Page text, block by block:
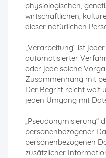
physiologischen,
wirtschaftlichen,
dieser natürlichen
„Verarbeitung“ ist
automatisierter
oder jede solche
Zusammenhang mit
Der Begriff reicht weit
jeden Umgang mit
„Pseudonymisierung“
personenbezogener
personenbezogenen
zusätzlicher